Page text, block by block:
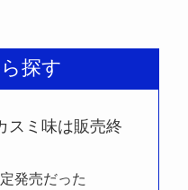
探す
スミ味は販売終
発売だった